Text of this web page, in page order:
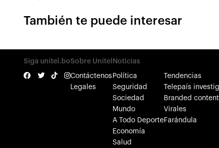
También te puede interesar
Siga unitel.boSobre Unitel
Contáctenos
Legales
Noticias
Política
Seguridad
Sociedad
Mundo
A Todo Deporte
Economía
Salud
Tendencias
Telepaís
Branded content
Virales
Farándula